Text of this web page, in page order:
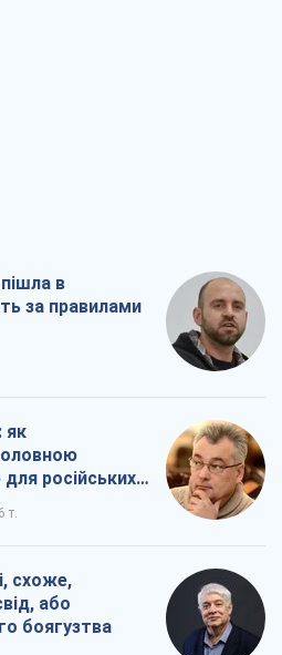
пішла в
за правилами
як
російських
т.
схоже,
або
боягузтва